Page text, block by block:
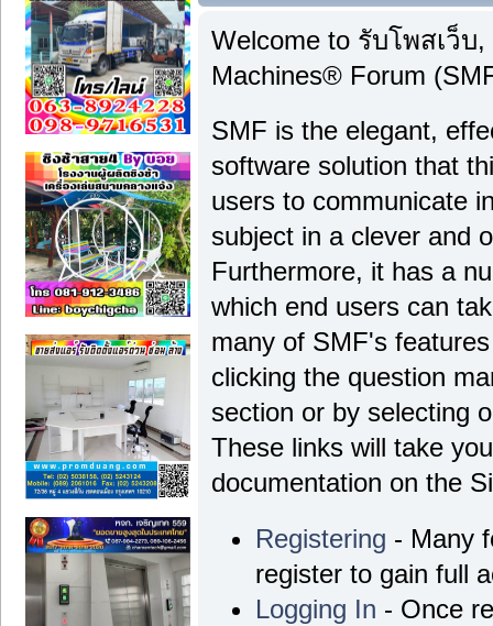
Welcome to รับโพสเว็บ
Machines® Forum
SMF is the elegant,
software solution that
users to communicate
subject in a clever and
Furthermore, it has a
which end users can
many of SMF's
clicking the question
section or by selecting
These links will take
documentation on the
Registering - Many
register to gain full
Logging In - Once